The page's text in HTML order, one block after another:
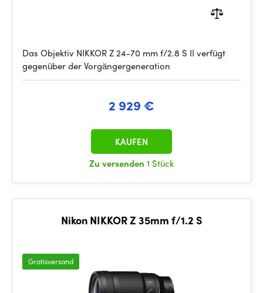
Das Objektiv NIKKOR Z 24-70 mm f/2.8 S II verfügt
gegenüber der Vorgängergeneration
2 929 €
Zu versenden 1 Stück
KAUFEN
Nikon NIKKOR Z 35mm f/1.2 S
Gratisversand